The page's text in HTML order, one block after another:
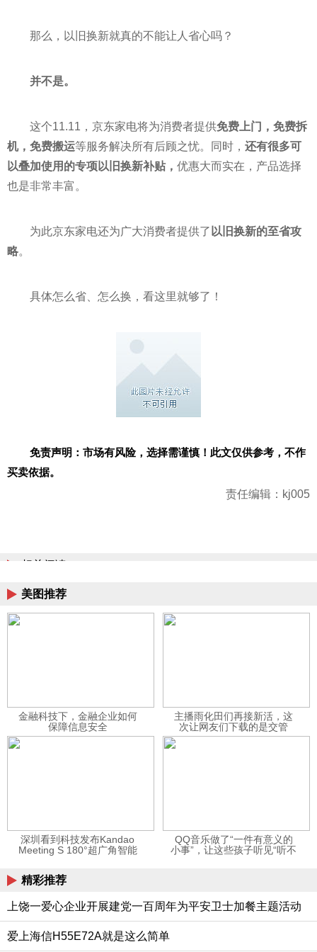
那么，以旧换新就真的不能让人省心吗？
并不是。
这个11.11，京东家电将为消费者提供免费上门，免费拆
机，免费搬运等服务解决所有后顾之忧。同时， 还有很多可
以叠加使用的专项以旧换新补贴， 优惠大而实在，产品选择
也是非常丰富。
为此京东家电还为广大消费者提供了 以旧换新的至省攻
略。
具体怎么省、怎么换，看这里就够了！
免责声明：市场有风险，选择需谨慎！此文仅供参考，不作
买卖依据。
责任编辑：kj005
相关阅读
美图推荐
金融科技下，金融企业如何
保障信息安全
主播雨化田们再接新活，这
次让网友们下载的是交管
12123APP
深圳看到科技发布Kandao
Meeting S 180°超广角智能
QQ音乐做了“一件有意义的
小事”，让这些孩子听见“听不
精彩推荐
上饶一爱心企业开展建党一百周年为平安卫士加餐主题活动
爱上海信H55E72A就是这么简单